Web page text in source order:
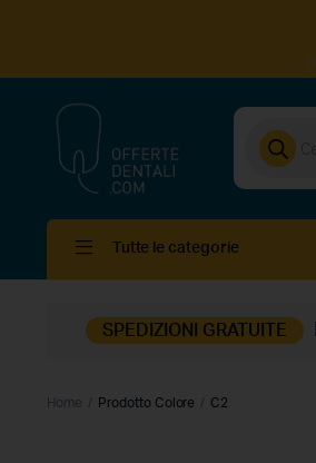
Tutte le categorie
SPEDIZIONI GRATUITE
Home Prodotto Colore C2